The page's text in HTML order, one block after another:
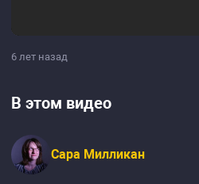
6 лет назад
В этом видео
Сара Милликан